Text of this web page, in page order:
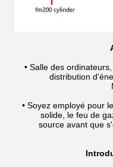
• Salle des
distribution
• Soyez employé pour
solide, le feu de
source avant que